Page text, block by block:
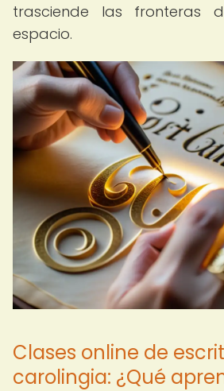
trasciende las fronteras
espacio.
Clases online de
carolingia: ¿Qué